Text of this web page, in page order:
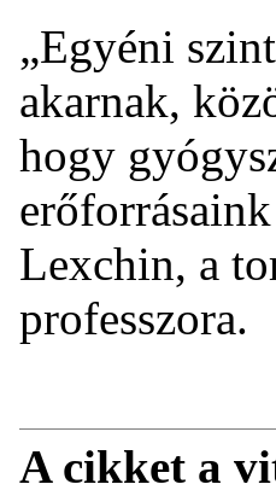
„Egyéni
akarnak,
hogy
Lexchin, a
professzora.
A cikket a